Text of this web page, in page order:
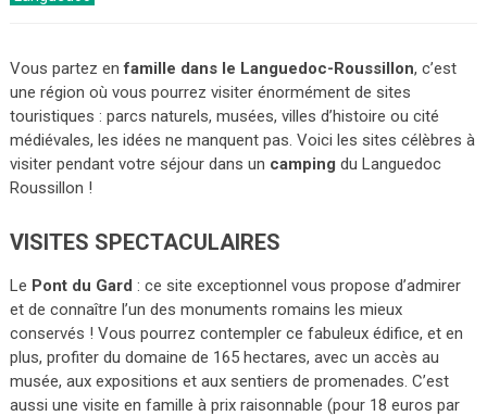
Vous partez enfamille dans le Languedoc-Roussillon, c’est
une région où vous pourrez visiter énormément de sites
touristiques : parcs naturels, musées, villes d’histoire ou cité
médiévales, les idées ne manquent pas. Voici les sites célèbres à
visiter pendant votre séjour dans un camping du Languedoc
Roussillon !
VISITES SPECTACULAIRES
Le Pont du Gard : ce site exceptionnel vous propose d’admirer
et de connaître l’un des monuments romains les mieux
conservés ! Vous pourrez contempler ce fabuleux édifice, et en
plus, profiter du domaine de 165 hectares, avec un accès au
musée, aux expositions et aux sentiers de promenades. C’est
aussi une visite en famille à prix raisonnable (pour 18 euros par